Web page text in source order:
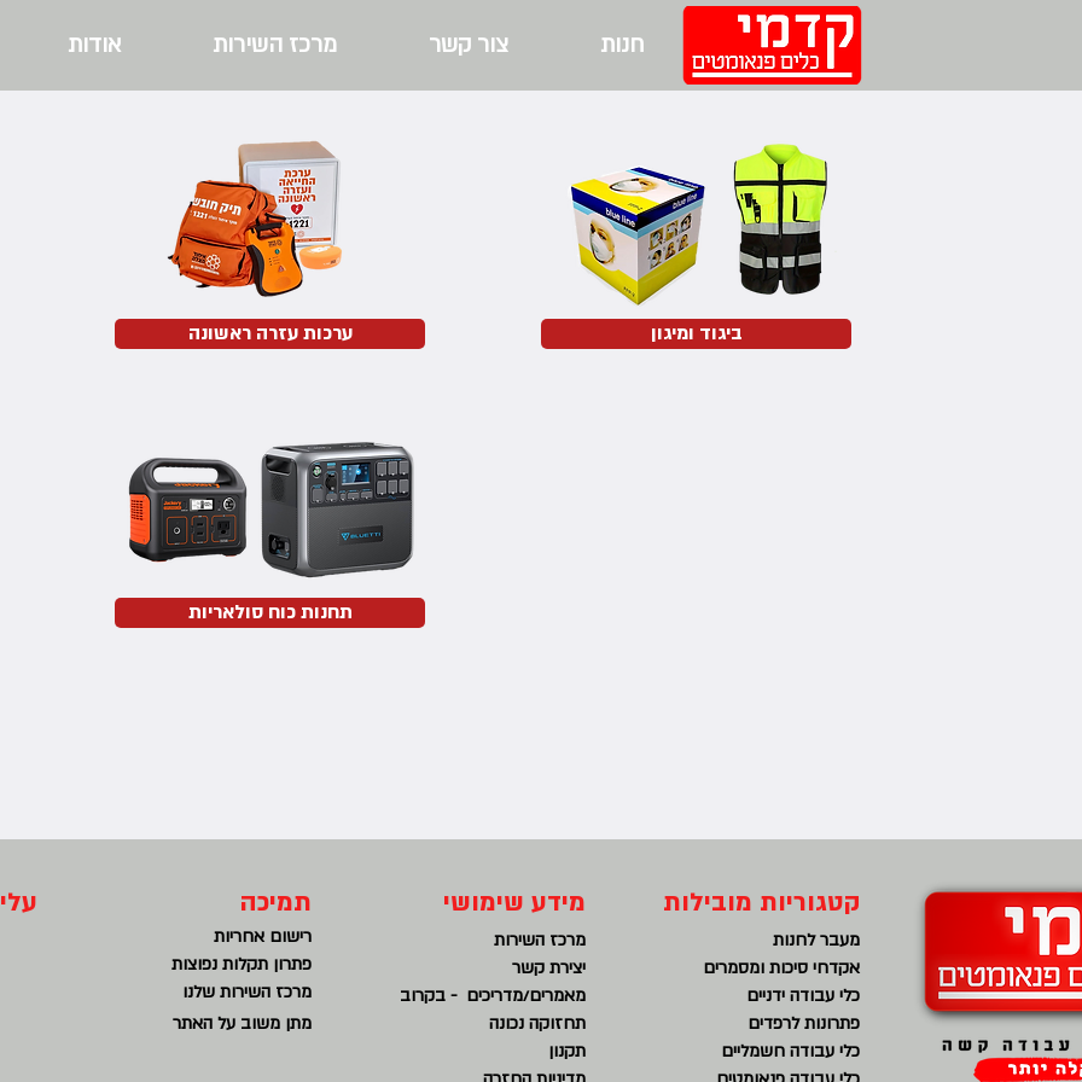
חנות צור קשר מרכז השירות אודות
ערכות עזרה ראשונה ביגוד ומיגון
תחנות כוח סולאריות
תמיכה
רישום אחריות
פתרון תקלות נפוצות
מרכז השירות שלנו
מתן משוב על האתר
מידע שימושי
מרכז השירות
יצירת קשר
מאמרים/מדריכים - בקרוב
תחזוקה נכונה
תקנון
קטגוריות מובילות
מעבר לחנות
אקדחי סיכות ומסמרים
כלי עבודה ידניים
פתרונות לרפדים
כלי עבודה חשמליים